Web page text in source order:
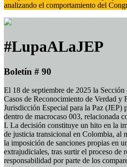
analizando el comportamiento del
#LupaALaJEP
Boletín # 90
El 18 de septiembre de 2025 la
Casos de Reconocimiento de Verdad y
Jurisdicción Especial para la Paz (JEP)
dentro de macrocaso 003, relacionada
I. La decisión constituye un hito en la
de justicia transicional en Colombia, al
la imposición de sanciones propias en
extrajudiciales, tras surtir el proceso de
responsabilidad por parte de los